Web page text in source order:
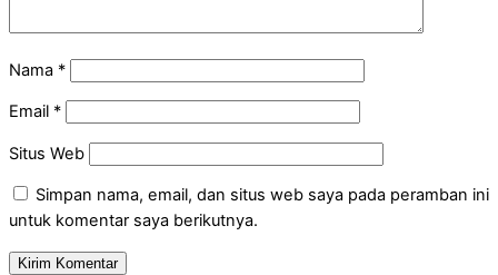
Nama *
Email *
Situs Web
Simpan nama, email, dan situs web saya pada peramban ini
untuk komentar saya berikutnya.